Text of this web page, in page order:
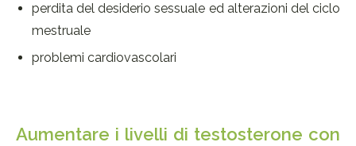
perdita del desiderio sessuale ed alterazioni del ciclo
mestruale
problemi cardiovascolari
Aumentare i livelli di testosterone con